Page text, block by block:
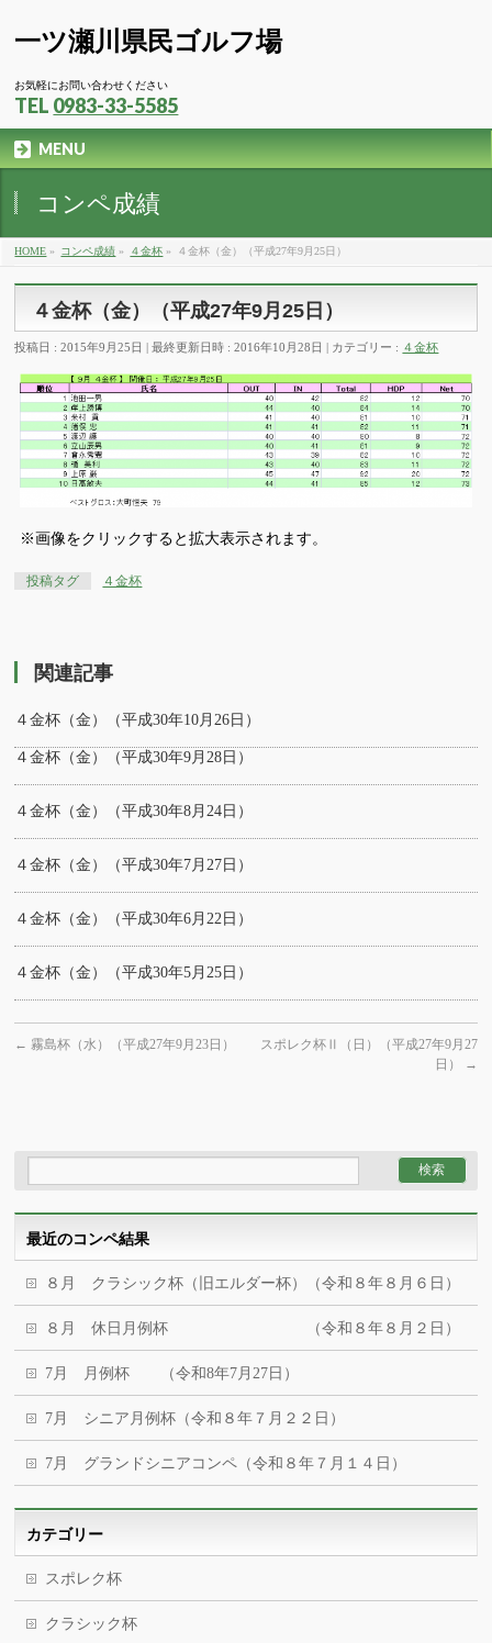
一ツ瀬川県民ゴルフ場
お気軽にお問い合わせください
TEL 0983-33-5585
MENU
コンペ成績
HOME » コンペ成績 » ４金杯 » ４金杯（金）（平成27年9月25日）
４金杯（金）（平成27年9月25日）
投稿日 : 2015年9月25日 最終更新日時 : 2016年10月28日 カテゴリー : ４金杯
※画像をクリックすると拡大表示されます。
投稿タグ ４金杯
関連記事
４金杯（金）（平成30年10月26日）
４金杯（金）（平成30年9月28日）
４金杯（金）（平成30年8月24日）
４金杯（金）（平成30年7月27日）
４金杯（金）（平成30年6月22日）
４金杯（金）（平成30年5月25日）
← 霧島杯（水）（平成27年9月23日）
スポレク杯Ⅱ（日）（平成27年9月27
日）
→
最近のコンペ結果
８月 クラシック杯（旧エルダー杯）（令和８年８月６日）
８月 休日月例杯 （令和８年８月２日）
7月 月例杯 （令和8年7月27日）
7月 シニア月例杯（令和８年７月２２日）
7月 グランドシニアコンペ（令和８年７月１４日）
カテゴリー
スポレク杯
クラシック杯